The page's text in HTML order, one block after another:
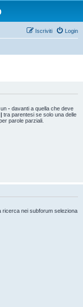
Login
Iscriviti
- davanti a quella che deve
| tra parentesi se solo una delle
parole parziali.
ricerca nei subforum seleziona